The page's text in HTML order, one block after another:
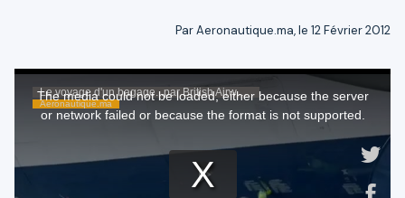
Par Aeronautique.ma, le 12 Février 2012